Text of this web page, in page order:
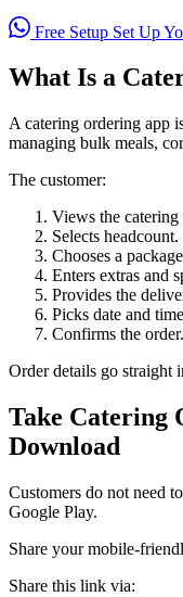
Free Setup Set Up
What Is a
A catering ordering app
managing bulk meals,
The customer:
Views the catering
Selects headcount.
Chooses a
Enters extras and
Provides the
Picks date and
Confirms the order.
Order details go straight
Take Catering
Download
Customers do not need
Google Play.
Share your mobile-
Share this link via: